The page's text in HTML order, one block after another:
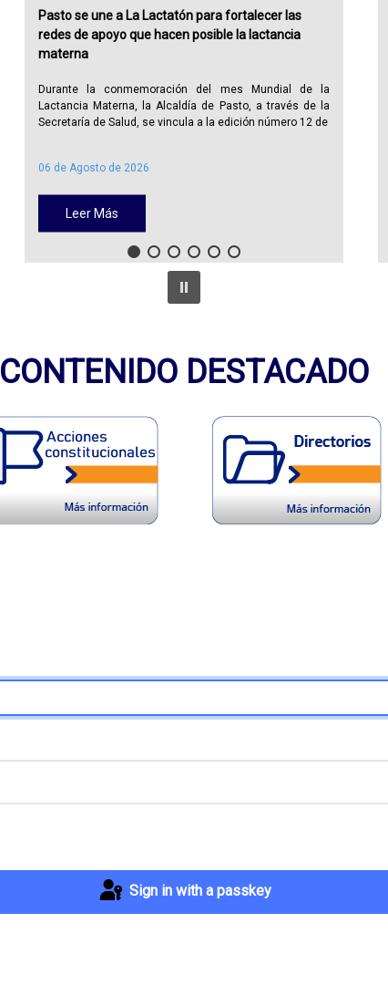
06 de Agosto de 2026
Leer Más
Pasto se une a La Lactatón para fortalecer las
redes de apoyo que hacen posible la lactancia
materna
Durante la conmemoración del mes Mundial de la
Lactancia Materna, la Alcaldía de Pasto, a través de la
Secretaría de Salud, se vincula a la edición número 12 de
CONTENIDO DESTACADO
Sign in with a passkey